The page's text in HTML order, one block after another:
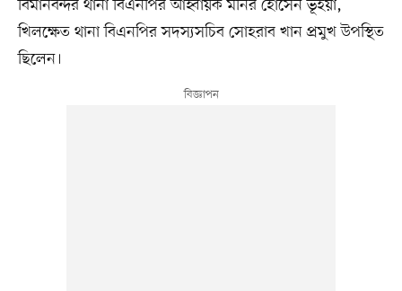
বিমানবন্দর থানা বিএনপির আহ্বায়ক মনির হোসেন ভূইয়া,
খিলক্ষেত থানা বিএনপির সদস্যসচিব সোহরাব খান প্রমুখ উপস্থিত
ছিলেন।